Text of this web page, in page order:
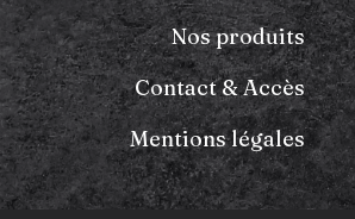
Nos produits
Contact & Accès
Mentions légales